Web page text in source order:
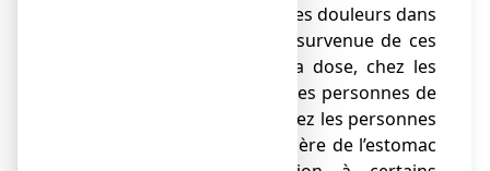
● des saignements ou des douleurs dans
le ventre. Le risque de survenue de ces
effets augmente avec la dose, chez les
personnes âgées, chez les personnes de
faible poids corporel, chez les personnes
ayant déjà souffert d’ulcère de l’estomac